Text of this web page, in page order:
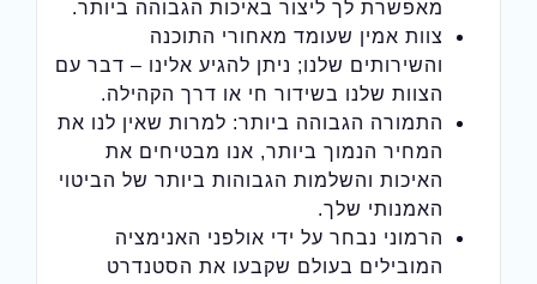
מאפשרת לך ליצור באיכות הגבוהה ביותר.
צוות אמין שעומד מאחורי התוכנה
והשירותים שלנו; ניתן להגיע אלינו – דבר עם
הצוות שלנו בשידור חי או דרך הקהילה.
התמורה הגבוהה ביותר: למרות שאין לנו את
המחיר הנמוך ביותר, אנו מבטיחים את
האיכות והשלמות הגבוהות ביותר של הביטוי
האמנותי שלך.
הרמוני נבחר על ידי אולפני האנימציה
המובילים בעולם שקבעו את הסטנדרט